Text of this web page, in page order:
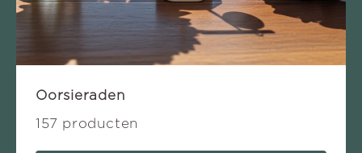
Oorsieraden
157 producten